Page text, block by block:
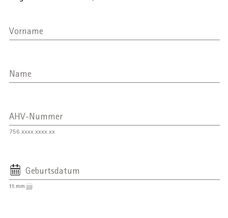
AHVeasy
Login
Vorname
Name
AHV-Nummer
756.xxxx.xxxx.xx
Geburtsdatum
tt.mm.jjjj